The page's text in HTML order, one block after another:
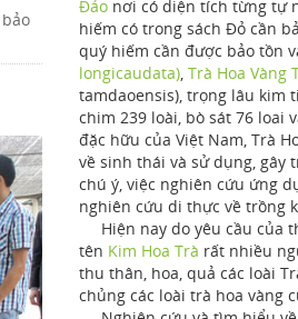
Đảo nơi có diện tích từng tự
hiếm có trong sách Đỏ cần
quý hiếm cần được bảo tồn
longicaudata), Trà Hoa Vàng
tamdaoensis), trọng lâu kim
chim 239 loài, bò sát 76 loai
đặc hữu của Việt Nam, Trà
về sinh thái và sử dụng, gây
chú ý, việc nghiên cứu ứng
nghiên cứu di thực về trồng
Hiện nay do yêu cầu của
tên Kim Hoa Trà rất nhiều
thu thân, hoa, quả các loài
chủng các loài trà hoa vàng